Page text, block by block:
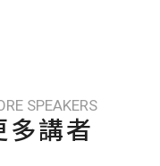
SPEAKERS
多講者